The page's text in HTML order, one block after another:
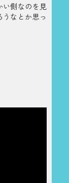
い側なのを見
なとか思っ